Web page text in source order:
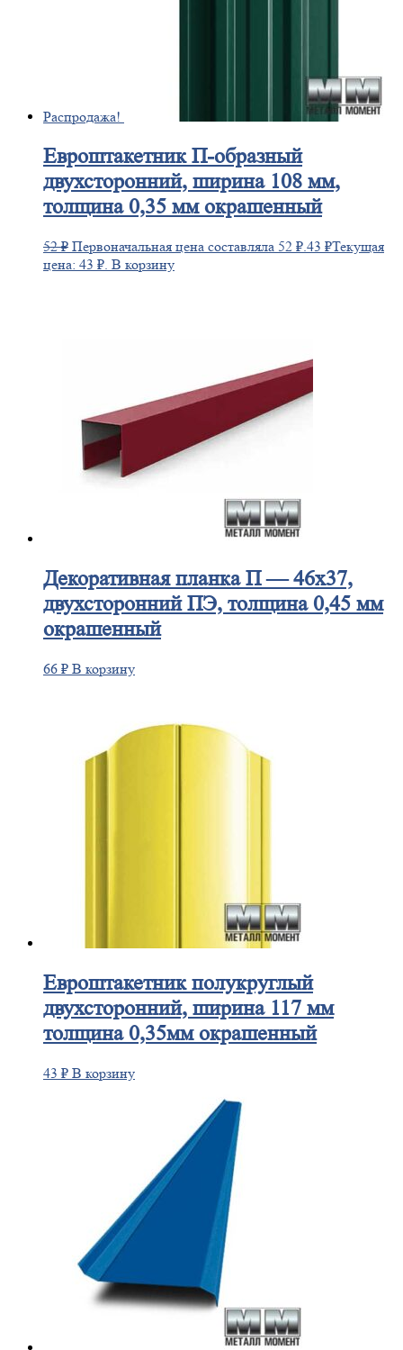
Распродажа!
ЕвроштакетникП-образный
двухсторонний, ширина 108 мм,
толщина 0,35 мм окрашенный
52₽ Первоначальная цена составляла 52 ₽.43 ₽Текущая
цена: 43 ₽. В корзину
Декоративнаяпланка П — 46х37,
двухсторонний ПЭ, толщина 0,45 мм
окрашенный
66 ₽ В корзину
Евроштакетникполукруглый
двухсторонний, ширина 117 мм
толщина 0,35мм окрашенный
43 ₽ В корзину